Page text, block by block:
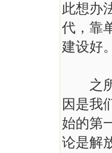
此想办
代，靠
建设好。
之所
因是我
始的第
论是解